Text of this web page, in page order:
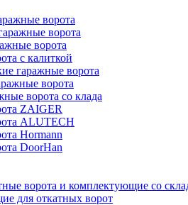
ворота
ворота
ворота
с калиткой
гаражные ворота
ворота
ворота со клада
ZAIGER
ALUTECH
Hormann
DoorHan
ворота и комплектующие со
для откатных ворот